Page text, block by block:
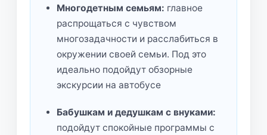
Многодетным семьям: главное
распрощаться с чувством
многозадачности и расслабиться в
окружении своей семьи. Под это
идеально подойдут обзорные
экскурсии на автобусе
Бабушкам и дедушкам с внуками:
подойдут спокойные программы с